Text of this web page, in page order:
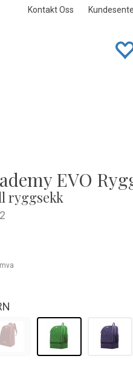
Kontakt Oss
EVO
ryggsekk